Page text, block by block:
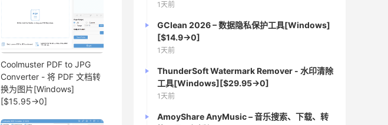
Coolmuster PDF to JPG
Converter - 将 PDF 文档转
换为图片[Windows]
[$15.95→0]
1天前
GClean 2026 – 数据隐私保护工具[Windows]
[$14.9→0]
1天前
ThunderSoft Watermark Remover - 水印清除
工具[Windows][$29.95→0]
1天前
AmoyShare AnyMusic – 音乐搜索、下载、转